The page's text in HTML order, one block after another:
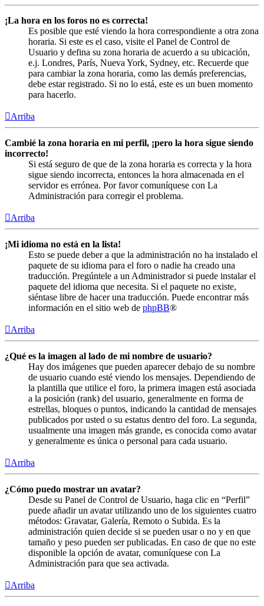
¡La hora en los foros no es correcta!
Es posible que esté viendo la hora correspondiente a otra zona
horaria. Si este es el caso, visite el Panel de Control de
Usuario y defina su zona horaria de acuerdo a su ubicación,
e.j. Londres, París, Nueva York, Sydney, etc. Recuerde que
para cambiar la zona horaria, como las demás preferencias,
debe estar registrado. Si no lo está, este es un buen momento
para hacerlo.
Arriba
Cambié la zona horaria en mi perfil, ¡pero la hora sigue siendo
incorrecto!
Si está seguro de que de la zona horaria es correcta y la hora
sigue siendo incorrecta, entonces la hora almacenada en el
servidor es errónea. Por favor comuníquese con La
Administración para corregir el problema.
Arriba
¡Mi idioma no está en la lista!
Esto se puede deber a que la administración no ha instalado el
paquete de su idioma para el foro o nadie ha creado una
traducción. Pregúntele a un Administrador si puede instalar el
paquete del idioma que necesita. Si el paquete no existe,
siéntase libre de hacer una traducción. Puede encontrar más
información en el sitio web de phpBB®
Arriba
¿Qué es la imagen al lado de mi nombre de usuario?
Hay dos imágenes que pueden aparecer debajo de su nombre
de usuario cuando esté viendo los mensajes. Dependiendo de
la plantilla que utilice el foro, la primera imagen está asociada
a la posición (rank) del usuario, generalmente en forma de
estrellas, bloques o puntos, indicando la cantidad de mensajes
publicados por usted o su estatus dentro del foro. La segunda,
usualmente una imagen más grande, es conocida como avatar
y generalmente es única o personal para cada usuario.
Arriba
¿Cómo puedo mostrar un avatar?
Desde su Panel de Control de Usuario, haga clic en “Perfil”
puede añadir un avatar utilizando uno de los siguientes cuatro
métodos: Gravatar, Galería, Remoto o Subida. Es la
administración quien decide si se pueden usar o no y en que
tamaño y peso pueden ser publicadas. En caso de que no este
disponible la opción de avatar, comuníquese con La
Administración para que sea activada.
Arriba